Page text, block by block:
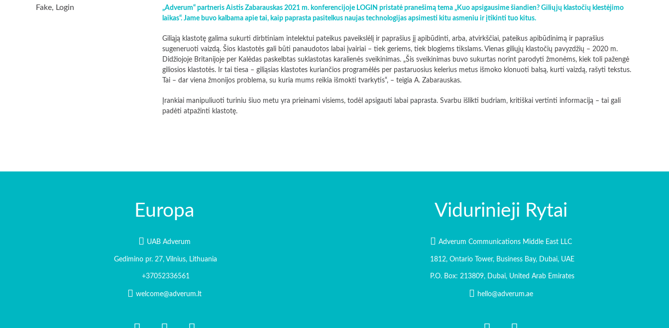
„Adverum“ partneris Aistis Zabarauskas 2021 m. konferencijoje LOGIN pristatė pranešimą tema „Kuo apsigausime šiandien? Giliųjų klastočių klestėjimo
laikas“. Jame buvo kalbama apie tai, kaip paprasta pasitelkus naujas technologijas apsimesti kitu asmeniu ir įtikinti tuo kitus.
Giliąją klastotę galima sukurti dirbtiniam intelektui pateikus paveikslėlį ir paprašius jį apibūdinti, arba, atvirkščiai, pateikus apibūdinimą ir paprašius
sugeneruoti vaizdą. Šios klastotės gali būti panaudotos labai įvairiai – tiek geriems, tiek blogiems tikslams. Vienas giliųjų klastočių pavyzdžių – 2020 m.
Didžiojoje Britanijoje per Kalėdas paskelbtas suklastotas karalienės sveikinimas. „Šis sveikinimas buvo sukurtas norint parodyti žmonėms, kiek toli pažengė
giliosios klastotės. Ir tai tiesa – giliąsias klastotes kuriančios programėlės per pastaruosius kelerius metus išmoko klonuoti balsą, kurti vaizdą, rašyti tekstus.
Tai – dar viena žmonijos problema, su kuria mums reikia išmokti tvarkytis“, – teigia A. Zabarauskas.
Įrankiai manipuliuoti turiniu šiuo metu yra prieinami visiems, todėl apsigauti labai paprasta. Svarbu išlikti budriam, kritiškai vertinti informaciją – tai gali
padėti atpažinti klastotę.
Fake, Login
Europa
UAB Adverum
Gedimino pr. 27, Vilnius, Lithuania
+37052336561
welcome@adverum.lt
Vidurinieji Rytai
Adverum Communications Middle East LLC
1812, Ontario Tower, Business Bay, Dubai, UAE
P.O. Box: 213809, Dubai, United Arab Emirates
hello@adverum.ae